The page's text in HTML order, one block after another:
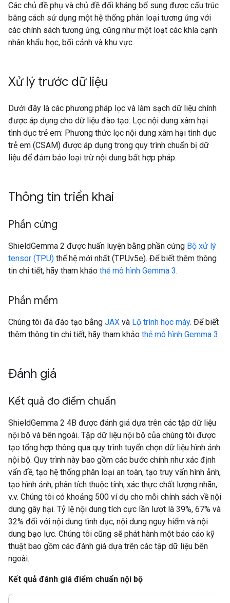
Các chủ đề phụ và chủ đề đối kháng bổ sung được cấu trúc
bằng cách sử dụng một hệ thống phân loại tương ứng với
các chính sách tương ứng, cũng như một loạt các khía cạnh
nhân khẩu học, bối cảnh và khu vực.
Xử lý trước dữ liệu
Dưới đây là các phương pháp lọc và làm sạch dữ liệu chính
được áp dụng cho dữ liệu đào tạo: Lọc nội dung xâm hại
tình dục trẻ em: Phương thức lọc nội dung xâm hại tình dục
trẻ em (CSAM) được áp dụng trong quy trình chuẩn bị dữ
liệu để đảm bảo loại trừ nội dung bất hợp pháp.
Thông tin triển khai
Phần cứng
ShieldGemma 2 được huấn luyện bằng phần cứng Bộ xử lý
tensor (TPU) thế hệ mới nhất (TPUv5e). Để biết thêm thông
tin chi tiết, hãy tham khảo thẻ mô hình Gemma 3.
Phần mềm
Chúng tôi đã đào tạo bằng JAX và Lộ trình học máy. Để biết
thêm thông tin chi tiết, hãy tham khảo thẻ mô hình Gemma 3.
Đánh giá
Kết quả đo điểm chuẩn
ShieldGemma 2 4B được đánh giá dựa trên các tập dữ liệu
nội bộ và bên ngoài. Tập dữ liệu nội bộ của chúng tôi được
tạo tổng hợp thông qua quy trình tuyển chọn dữ liệu hình ảnh
nội bộ. Quy trình này bao gồm các bước chính như xác định
vấn đề, tạo hệ thống phân loại an toàn, tạo truy vấn hình ảnh,
tạo hình ảnh, phân tích thuộc tính, xác thực chất lượng nhãn,
v.v. Chúng tôi có khoảng 500 ví dụ cho mỗi chính sách về nội
dung gây hại. Tỷ lệ nội dung tích cực lần lượt là 39%, 67% và
32% đối với nội dung tình dục, nội dung nguy hiểm và nội
dung bạo lực. Chúng tôi cũng sẽ phát hành một báo cáo kỹ
thuật bao gồm các đánh giá dựa trên các tập dữ liệu bên
ngoài.
Kết quả đánh giá điểm chuẩn nội bộ